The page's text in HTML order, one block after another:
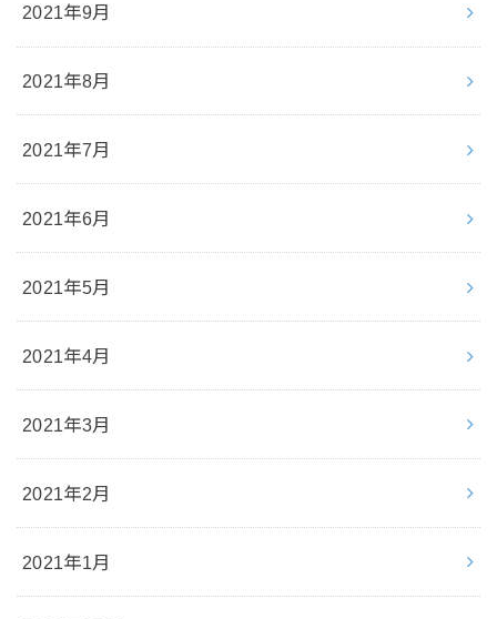
2021年9月
2021年8月
2021年7月
2021年6月
2021年5月
2021年4月
2021年3月
2021年2月
2021年1月